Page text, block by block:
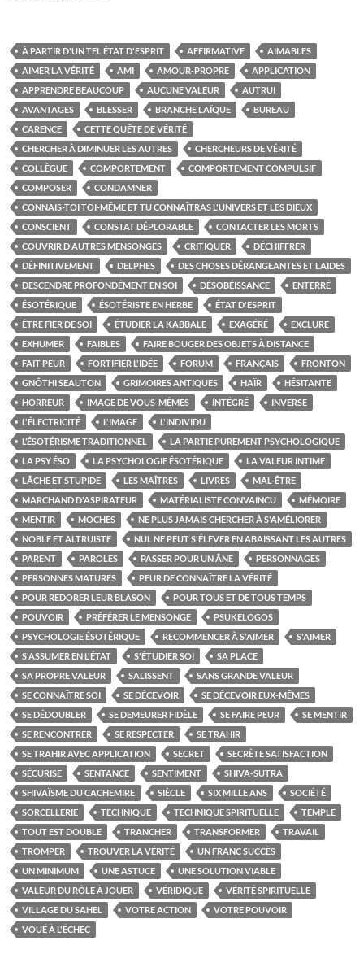
À PARTIR D'UN TEL ÉTAT D'ESPRIT AFFIRMATIVE
AIMABLES
AIMER LA VÉRITÉ
AMI AMOUR-PROPRE
APPLICATION
APPRENDRE BEAUCOUP
AUCUNE VALEUR
AUTRUI
AVANTAGES
BLESSER BRANCHE LAÏQUE
BUREAU
CARENCE
CETTE QUÊTE DE VÉRITÉ
CHERCHER À DIMINUER LES AUTRES
CHERCHEURS DE VÉRITÉ
COLLÈGUE
COMPORTEMENT
COMPORTEMENT COMPULSIF
COMPOSER
CONDAMNER
CONNAIS-TOI TOI-MÊME ET TU CONNAÎTRAS L'UNIVERS ET LES DIEUX
CONSCIENT
CONSTAT DÉPLORABLE
CONTACTER LES MORTS
COUVRIR D'AUTRES MENSONGES
CRITIQUER
DÉCHIFFRER
DÉFINITIVEMENT
DELPHES
DES CHOSES DÉRANGEANTES ET LAIDES
DESCENDRE PROFONDÉMENT EN SOI
DÉSOBÉISSANCE
ENTERRÉ
ÉSOTÉRIQUE
ÉSOTÉRISTE EN HERBE
ÉTAT D'ESPRIT
ÊTRE FIER DE SOI
ÉTUDIER LA KABBALE EXAGÉRÉ
EXCLURE
EXHUMER
FAIBLES
FAIRE BOUGER DES OBJETS À DISTANCE
FAIT PEUR
FORTIFIER L'IDÉE FORUM FRANÇAIS
FRONTON
GNÔTHI SEAUTON
GRIMOIRES ANTIQUES HAÏR
HÉSITANTE
HORREUR
IMAGE DE VOUS-MÊMES INTÉGRÉ
INVERSE
L'ÉLECTRICITÉ
L'IMAGE
L'INDIVIDU
L’ÉSOTÉRISME TRADITIONNEL
LA PARTIE PUREMENT PSYCHOLOGIQUE
LA PSY ÉSO
LA PSYCHOLOGIE ÉSOTÉRIQUE
LA VALEUR INTIME
LÂCHE ET STUPIDE
LES MAÎTRES LIVRES
MAL-ÊTRE
MARCHAND D'ASPIRATEUR
MATÉRIALISTE CONVAINCU
MÉMOIRE
MENTIR
MOCHES
NE PLUS JAMAIS CHERCHER À S'AMÉLIORER
NOBLE ET ALTRUISTE
NUL NE PEUT S'ÉLEVER EN ABAISSANT LES AUTRES
PARENT
PAROLES PASSER POUR UN ÂNE
PERSONNAGES
PERSONNES MATURES
PEUR DE CONNAÎTRE LA VÉRITÉ
POUR REDORER LEUR BLASON
POUR TOUS ET DE TOUS TEMPS
POUVOIR
PRÉFÉRER LE MENSONGE
PSUKELOGOS
PSYCHOLOGIE ÉSOTÉRIQUE
RECOMMENCER À S'AIMER
S'AIMER
S'ASSUMER EN L'ÉTAT
S'ÉTUDIER SOI
SA PLACE
SA PROPRE VALEUR
SALISSENT
SANS GRANDE VALEUR
SE CONNAÎTRE SOI
SE DÉCEVOIR
SE DÉCEVOIR EUX-MÊMES
SE DÉDOUBLER
SE DEMEURER FIDÈLE SE FAIRE PEUR
SE MENTIR
SE RENCONTRER
SE RESPECTER
SE TRAHIR
SE TRAHIR AVEC APPLICATION
SECRET
SECRÈTE SATISFACTION
SÉCURISE
SENTANCE SENTIMENT
SHIVA-SUTRA
SHIVAÏSME DU CACHEMIRE
SIÈCLE SIX MILLE ANS
SOCIÉTÉ
SORCELLERIE
TECHNIQUE TECHNIQUE SPIRITUELLE
TEMPLE
TOUT EST DOUBLE
TRANCHER TRANSFORMER
TRAVAIL
TROMPER
TROUVER LA VÉRITÉ
UN FRANC SUCCÈS
UN MINIMUM
UNE ASTUCE
UNE SOLUTION VIABLE
VALEUR DU RÔLE À JOUER
VÉRIDIQUE
VÉRITÉ SPIRITUELLE
VILLAGE DU SAHEL
VOTRE ACTION
VOTRE POUVOIR
VOUÉ À L'ÉCHEC